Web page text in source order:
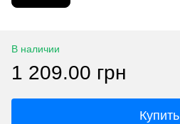
В наличии
1 209.00 грн
Купить